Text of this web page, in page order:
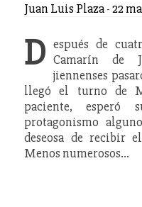
Juan Luis Plaza-22
D espués de
Camarín de
jiennenses
llegó el turno de
paciente, esperó
protagonismo
deseosa de recibir
Menos numerosos…